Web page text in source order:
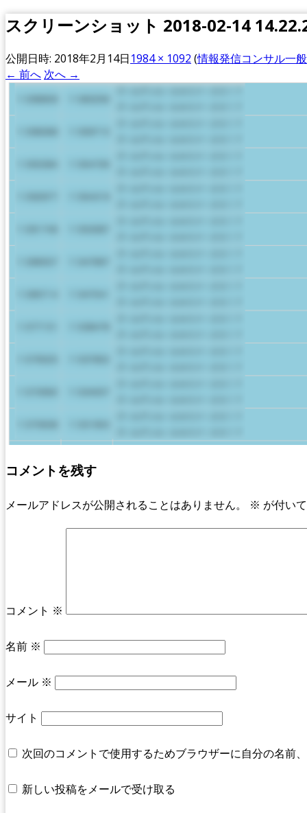
スクリーンショット 2018-02-14
公開日時: 2018年2月14日1984 × 1092 (情報発信コンサル一
← 前へ 次へ →
コメントを残す
メールアドレスが公開されることはありません。 ※ が付い
コメント ※
名前 ※
メール ※
サイト
次回のコメントで使用するためブラウザーに自分の名前
新しい投稿をメールで受け取る